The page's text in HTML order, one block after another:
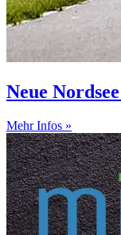
Neue
Mehr Infos »